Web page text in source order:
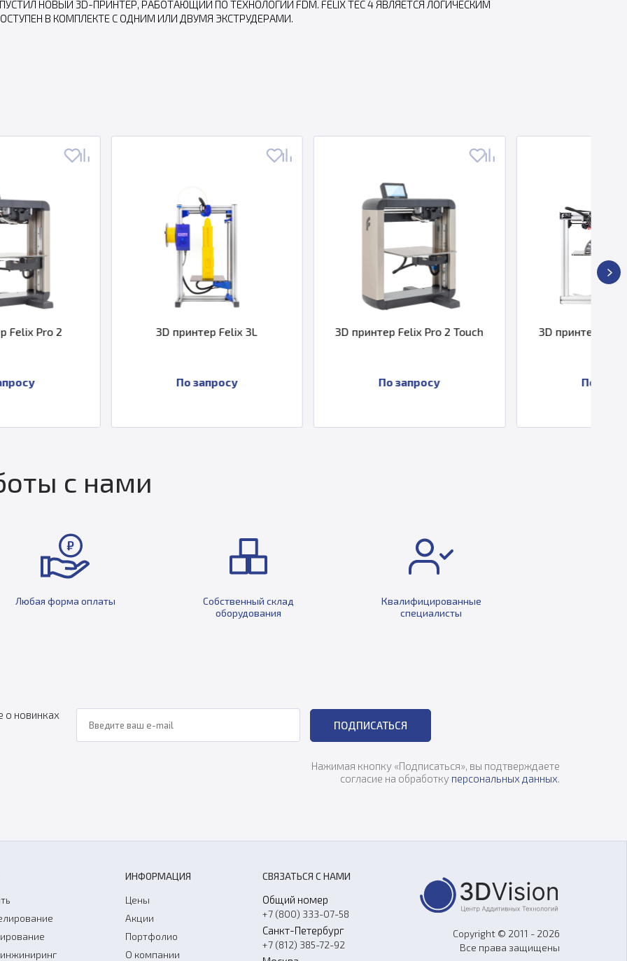
НОВЫЙ 3D-ПРИНТЕР, РАБОТАЮЩИЙ ПО ТЕХНОЛОГИИ FDM. FELIX TEC 4 ЯВЛЯЕТСЯ ЛОГИЧЕСКИМ
В КОМПЛЕКТЕ С ОДНИМ ИЛИ ДВУМЯ ЭКСТРУДЕРАМИ.
3D принтер Felix 3L 3D принтер Felix Pro 2 Touch
3D принтер FELIX Tec 4 Dual
с нами
Любая форма оплаты
Собственный склад
оборудования
Квалифицированные
специалисты
о новинках
ПОДПИСАТЬСЯ
Нажимая кнопку «Подписаться», вы подтверждаете
согласие на обработку персональных данных.
ИНФОРМАЦИЯ
Цены
Акции
Портфолио
О компании
СВЯЗАТЬСЯ С НАМИ
Общий номер
+7 (800) 333-07-58
Санкт-Петербург
+7 (812) 385-72-92
Copyright © 2011 - 2026
Все права защищены